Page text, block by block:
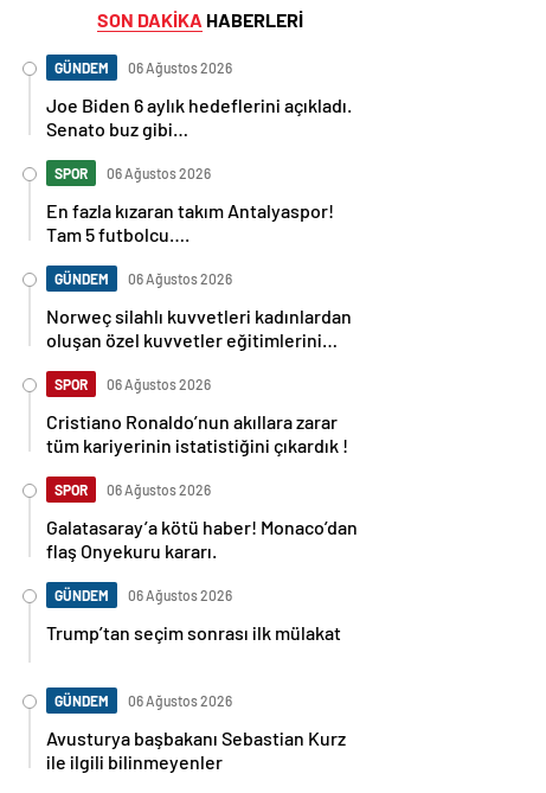
SON DAKİKA HABERLERİ
GÜNDEM 06 Ağustos 2026
Joe Biden 6 aylık hedeflerini açıkladı.
Senato buz gibi…
SPOR 06 Ağustos 2026
En fazla kızaran takım Antalyaspor!
Tam 5 futbolcu….
GÜNDEM 06 Ağustos 2026
Norweç silahlı kuvvetleri kadınlardan
oluşan özel kuvvetler eğitimlerini
SPOR 06 Ağustos 2026
Cristiano Ronaldo’nun akıllara zarar
tüm kariyerinin istatistiğini çıkardık !
SPOR 06 Ağustos 2026
Galatasaray’a kötü haber! Monaco’dan
flaş Onyekuru kararı.
GÜNDEM 06 Ağustos 2026
Trump’tan seçim sonrası ilk mülakat
GÜNDEM 06 Ağustos 2026
Avusturya başbakanı Sebastian Kurz
ile ilgili bilinmeyenler